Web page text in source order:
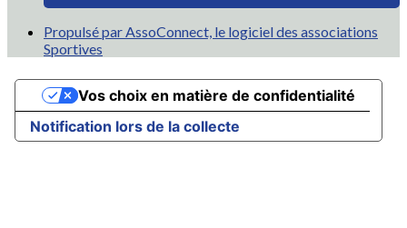
Propulsé par AssoConnect, le logiciel des associations
Sportives
Notification lors de la collecte
Vos choix en matière de confidentialité